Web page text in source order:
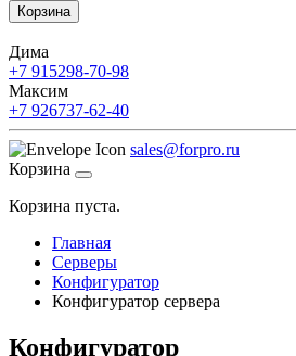
Корзина
Дима
+7 915298-70-98
Максим
+7 926737-62-40
sales@forpro.ru
Корзина
Корзина пуста.
Главная
Серверы
Конфигуратор
Конфигуратор сервера
Конфигуратор